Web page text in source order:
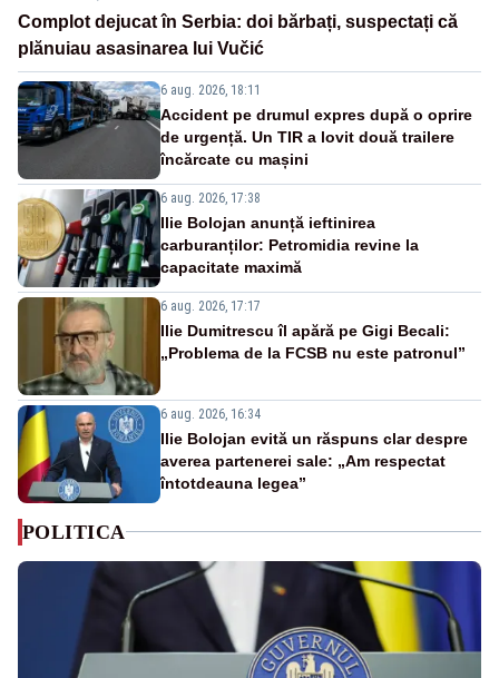
Complot dejucat în Serbia: doi bărbați, suspectați că
plănuiau asasinarea lui Vučić
6 aug. 2026, 18:11
Accident pe drumul expres după o oprire
de urgență. Un TIR a lovit două trailere
încărcate cu mașini
6 aug. 2026, 17:38
Ilie Bolojan anunță ieftinirea
carburanților: Petromidia revine la
capacitate maximă
6 aug. 2026, 17:17
Ilie Dumitrescu îl apără pe Gigi Becali:
„Problema de la FCSB nu este patronul”
6 aug. 2026, 16:34
Ilie Bolojan evită un răspuns clar despre
averea partenerei sale: „Am respectat
întotdeauna legea”
POLITICA